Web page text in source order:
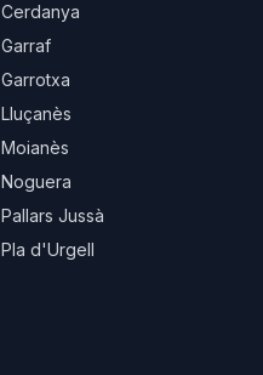
Cerdanya
Garraf
Garrotxa
Lluçanès
Moianès
Noguera
Pallars Jussà
Pla d'Urgell